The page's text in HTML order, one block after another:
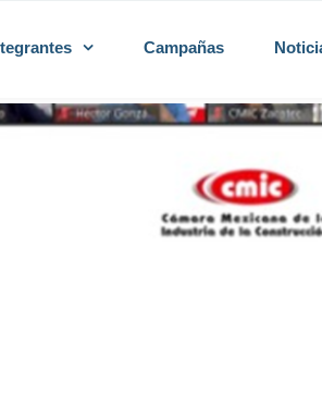
Campañas